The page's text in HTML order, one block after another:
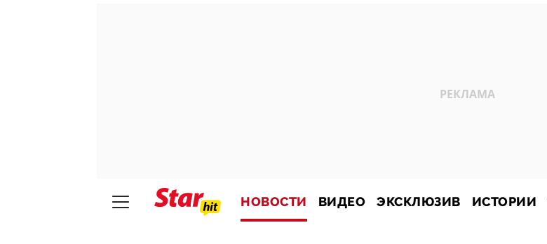
НОВОСТИ ВИДЕО ЭКСКЛЮЗИВ ИСТОРИИ